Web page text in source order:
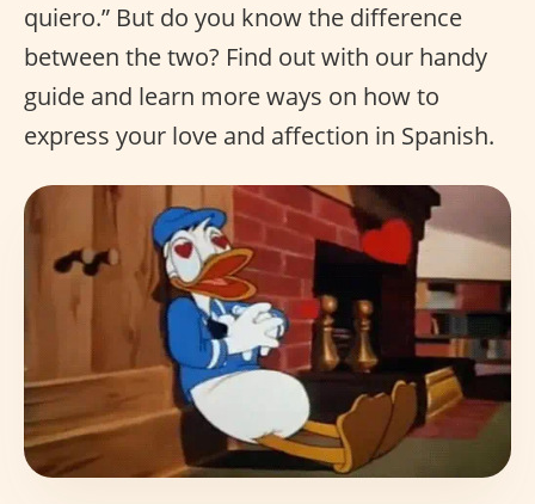
quiero.” But do you know the difference
between the two? Find out with our handy
guide and learn more ways on how to
express your love and affection in Spanish.